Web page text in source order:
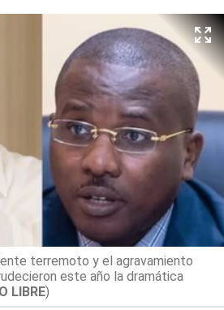
terremoto y el agravamiento
este año la dramática
LIBRE)